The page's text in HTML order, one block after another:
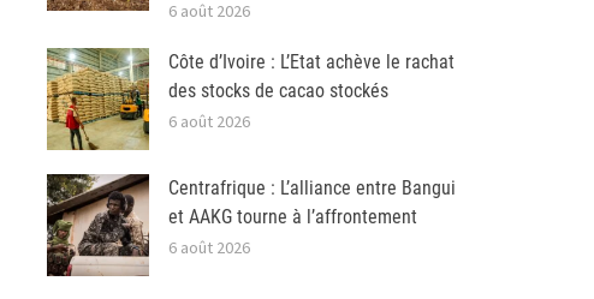
6 août 2026
Côte d’Ivoire : L’Etat achève le rachat
des stocks de cacao stockés
6 août 2026
Centrafrique : L’alliance entre Bangui
et AAKG tourne à l’affrontement
6 août 2026